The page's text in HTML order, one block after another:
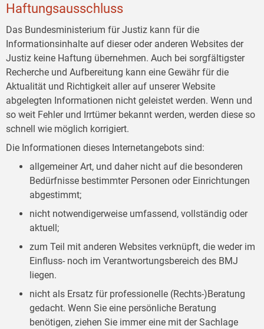
Haftungsausschluss
Das Bundesministerium für Justiz kann für die
Informationsinhalte auf dieser oder anderen Websites der
Justiz keine Haftung übernehmen. Auch bei sorgfältigster
Recherche und Aufbereitung kann eine Gewähr für die
Aktualität und Richtigkeit aller auf unserer Website
abgelegten Informationen nicht geleistet werden. Wenn und
so weit Fehler und Irrtümer bekannt werden, werden diese so
schnell wie möglich korrigiert.
Die Informationen dieses Internetangebots sind:
allgemeiner Art, und daher nicht auf die besonderen
Bedürfnisse bestimmter Personen oder Einrichtungen
abgestimmt;
nicht notwendigerweise umfassend, vollständig oder
aktuell;
zum Teil mit anderen Websites verknüpft, die weder im
Einfluss- noch im Verantwortungsbereich des BMJ
liegen.
nicht als Ersatz für professionelle (Rechts-)Beratung
gedacht. Wenn Sie eine persönliche Beratung
benötigen, ziehen Sie immer eine mit der Sachlage